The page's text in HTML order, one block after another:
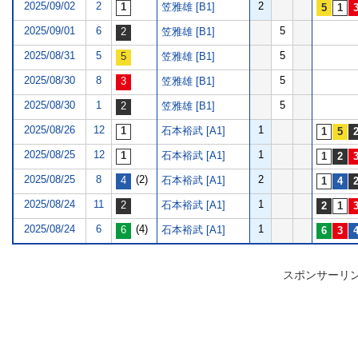
2025/09/02 2 笠雅雄 [B1] 2
2025/09/01 6 笠雅雄 [B1] 5
2025/08/31 5 笠雅雄 [B1] 5
2025/08/30 8 笠雅雄 [B1] 5
2025/08/30 1 笠雅雄 [B1] 5
2025/08/26 12 石本裕武 [A1] 1
2025/08/25 12 石本裕武 [A1] 1
2025/08/25 8 (2) 石本裕武 [A1] 2
2025/08/24 11 石本裕武 [A1] 1
2025/08/24 6 (4) 石本裕武 [A1] 1
スポンサーリ